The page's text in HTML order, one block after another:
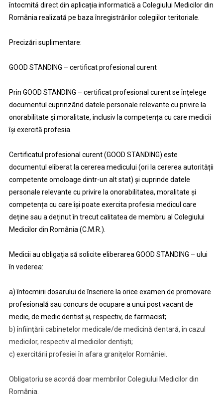
întocmită direct din aplicația informatică a Colegiului Medicilor din
România realizată pe baza înregistrărilor colegiilor teritoriale.
Precizări suplimentare:
GOOD STANDING – certificat profesional curent
Prin GOOD STANDING – certificat profesional curent se înțelege
documentul cuprinzând datele personale relevante cu privire la
onorabilitate și moralitate, inclusiv la competența cu care medicii
își exercită profesia.
Certificatul profesional curent (GOOD STANDING) este
documentul eliberat la cererea medicului (ori la cererea autorității
competente omoloage dintr-un alt stat) și cuprinde datele
personale relevante cu privire la onorabilitatea, moralitate și
competența cu care își poate exercita profesia medicul care
deține sau a deținut în trecut calitatea de membru al Colegiului
Medicilor din România (C.M.R.).
Medicii au obligația să solicite eliberarea GOOD STANDING – ului
în vederea:
a) întocmirii dosarului de înscriere la orice examen de promovare
profesională sau concurs de ocupare a unui post vacant de
medic, de medic dentist și, respectiv, de farmacist;
b) înființării cabinetelor medicale/de medicină dentară, în cazul
medicilor, respectiv al medicilor dentiști;
c) exercitării profesiei în afara granițelor României.
Obligatoriu se acordă doar membrilor Colegiului Medicilor din
România.